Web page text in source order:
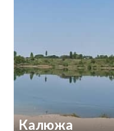
Калюжа